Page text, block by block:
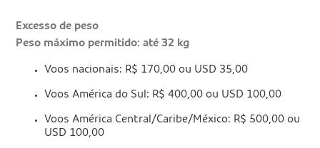
Excesso de peso
Peso máximo permitido: até 32 kg
Voos nacionais: R$ 170,00 ou USD 35,00
Voos América do Sul: R$ 400,00 ou USD 100,00
Voos América Central/Caribe/México: R$ 500,00 ou
USD 100,00